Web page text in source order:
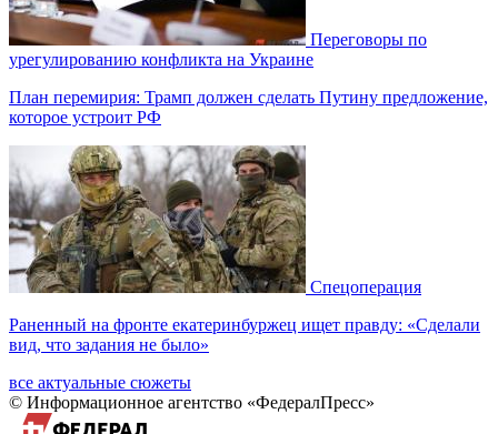
Переговоры по
урегулированию конфликта на Украине
План перемирия: Трамп должен сделать Путину предложение,
которое устроит РФ
Спецоперация
Раненный на фронте екатеринбуржец ищет правду: «Сделали
вид, что задания не было»
все актуальные сюжеты
© Информационное агентство «ФедералПресс»